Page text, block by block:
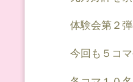
体験会第２
今回も５コマ